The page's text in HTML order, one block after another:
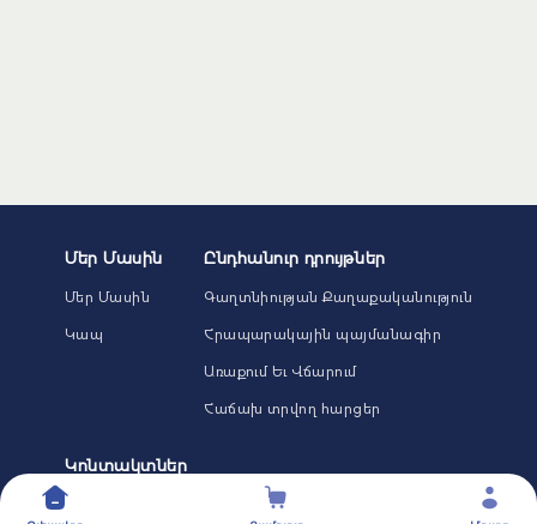
Մեր Մասին
Մեր Մասին
Կապ
Ընդհանուր դրույթներ
Գաղտնիության Քաղաքականություն
Հրապարակային պայմանագիր
Առաքում Եւ Վճարում
Հաճախ տրվող հարցեր
Կոնտակտներ